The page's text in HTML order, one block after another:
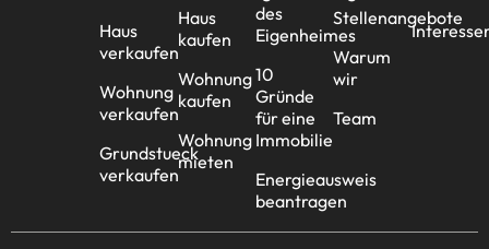
Haus
verkaufen
Wohnung
verkaufen
Grundstueck
verkaufen
Haus
kaufen
Wohnung
kaufen
Wohnung
mieten
des
Eigenheimes
10
Gründe
für eine
Immobilie
Energieausweis
beantragen
Stellenangebote
Warum
wir
Team